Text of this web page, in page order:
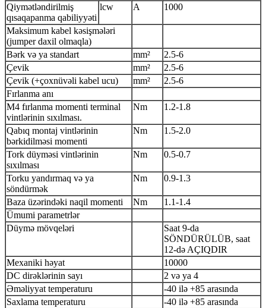
Qiymətləndirilmiş
qısaqapanma qabiliyyəti
lcw A 1000
Maksimum kabel kəsişmələri
(jumper daxil olmaqla)
Bərk və ya standart
mm²
2.5-6
Çevik
mm²
2.5-6
Çevik (+çoxnüvəli kabel ucu)
mm²
2.5-6
Fırlanma anı
M4 fırlanma momenti terminal
vintlərinin sıxılması.
Nm 1.2-1.8
Qabıq montaj vintlərinin
bərkidilməsi momenti
Nm 1.5-2.0
Tork düyməsi vintlərinin
sıxılması
Nm 0.5-0.7
Torku yandırmaq və ya
söndürmək
Nm 0.9-1.3
Baza üzərindəki naqil momenti Nm
1.1-1.4
Ümumi parametrlər
Düymə mövqeləri
Saat 9-da
SÖNDÜRÜLÜB, saat
12-də AÇIQDIR
Mexaniki həyat
10000
DC dirəklərinin sayı
2 və ya 4
Əməliyyat temperaturu
-40 ilə +85 arasında
Saxlama temperaturu
-40 ilə +85 arasında